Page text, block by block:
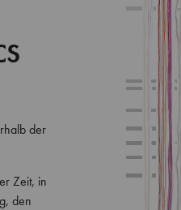
der
Zeit, in
den